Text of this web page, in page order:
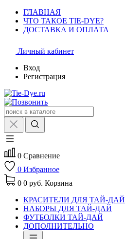
ГЛАВНАЯ
ЧТО ТАКОЕ TIE-DYE?
ДОСТАВКА И ОПЛАТА
Личный кабинет
Вход
Регистрация
0 Сравнение
0 Избранное
0 0 руб. Корзина
КРАСИТЕЛИ ДЛЯ ТАЙ-ДАЙ
НАБОРЫ ДЛЯ ТАЙ-ДАЙ
ФУТБОЛКИ ТАЙ-ДАЙ
ДОПОЛНИТЕЛЬНО